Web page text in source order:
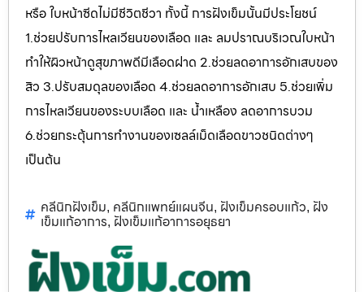
หรือ ใบหน้าซีดไม่มีชีวิตชีวา ทั้งนี้ การฝังเข็มนั้นมีประโยชน์
1.ช่วยปรับการไหลเวียนของเลือด และ ลมปราณบริเวณใบหน้า
ทำให้ผิวหน้าดูสุขภาพดีมีเลือดฝาด 2.ช่วยลดอาการอักเสบของ
สิว 3.ปรับสมดุลของเลือด 4.ช่วยลดอาการอักเสบ 5.ช่วยเพิ่ม
การไหลเวียนของระบบเลือด และ น้ำเหลือง ลดอาการบวม
6.ช่วยกระตุ้นการทำงานของเซลล์เม็ดเลือดขาวชนิดต่างๆ
เป็นต้น
คลีนิกฝังเข็ม, คลีนิกแพทย์แผนจีน, ฝังเข็มครอบแก้ว, ฝัง
เข็มแก้อาการ, ฝังเข็มแก้อาการอยุธยา